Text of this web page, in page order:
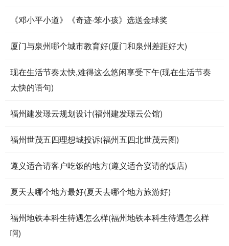
《邓小平小道》《奇迹·笨小孩》选送金球奖
厦门与泉州哪个城市教育好(厦门和泉州差距好大)
现在生活节奏太快,难得这么悠闲享受下午(现在生活节奏
太快的语句)
福州建发璟云规划设计(福州建发璟云公馆)
福州世茂五四理想城投诉(福州五四北世茂云图)
遵义适合请客户吃饭的地方(遵义适合宴请的饭店)
夏天去哪个地方最好(夏天去哪个地方旅游好)
福州地铁本科生待遇怎么样(福州地铁本科生待遇怎么样
啊)